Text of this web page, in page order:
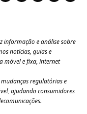
informação e análise sobre
notícias, guias e
móvel e fixa, internet
regulatórias e
ajudando consumidores